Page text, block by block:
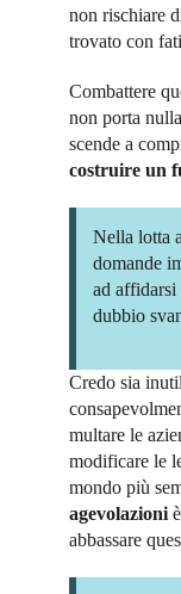
non rischiare
trovato con
Combattere
non porta
scende a
costruire un
Nella lotta
domande
ad affidarsi
dubbio
Credo sia
multare le
modificare le
mondo più
agevolazioni
abbassare